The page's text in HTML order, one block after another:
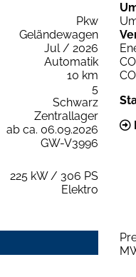
Pkw
Geländewagen
Jul / 2026
Automatik
10 km
5
Schwarz
Zentrallager
ab ca. 06.09.2026
GW-V3996
225 kW / 306 PS
Elektro
CO
CO